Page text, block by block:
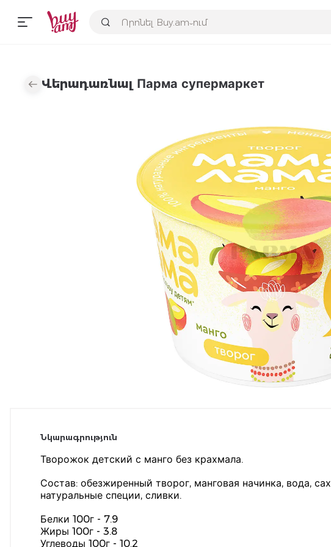
Վերադառնալ Парма супермаркет
Նկարագրություն
Творожок детский с манго без крахмала.
Состав: обезжиренный творог, манговая начинка, вода,
натуральные специи, сливки.
Белки 100г - 7.9
Жиры 100г - 3.8
Углеводы 100г - 10.2